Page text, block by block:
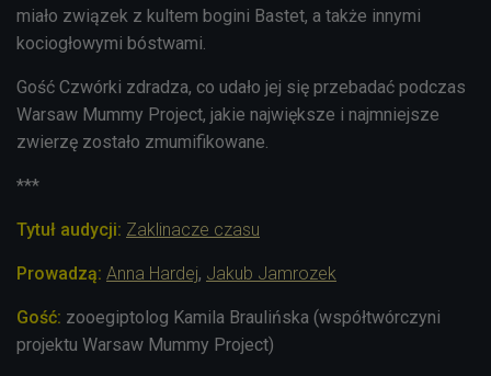
miało związek z kultem bogini Bastet, a także innymi
kociogłowymi bóstwami.
Gość Czwórki zdradza, co udało jej się przebadać podczas
Warsaw Mummy Project, jakie największe i najmniejsze
zwierzę zostało zmumifikowane.
***
Tytuł audycji: Zaklinacze czasu
Prowadzą: Anna Hardej, Jakub Jamrozek
Gość: zooegiptolog Kamila Braulińska (współtwórczyni
projektu Warsaw Mummy Project)